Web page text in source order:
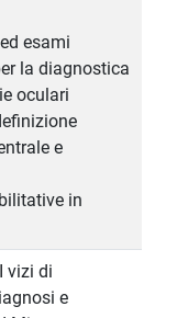
esami
la diagnostica
oculari
e
in
vizi di
e